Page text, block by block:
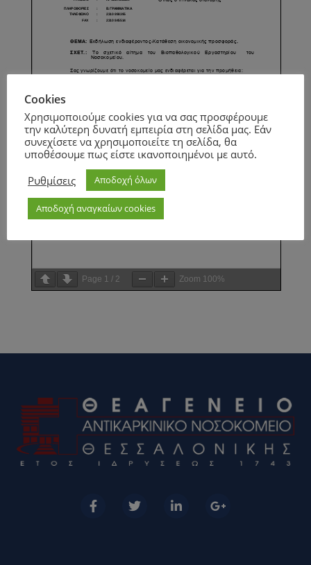
Page 1 / 2 Zoom 100%
Cookies
Χρησιμοποιούμε cookies για να σας προσφέρουμε
την καλύτερη δυνατή εμπειρία στη σελίδα μας. Εάν
συνεχίσετε να χρησιμοποιείτε τη σελίδα, θα
υποθέσουμε πως είστε ικανοποιημένοι με αυτό.
Ρυθμίσεις
Αποδοχή όλων
Αποδοχή αναγκαίων cookies